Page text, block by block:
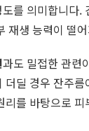
를 의미합니다
재생 능력이 떨
과도 밀접한 관련
딜 경우 잔주
리를 바탕으로